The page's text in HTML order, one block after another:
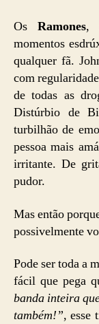
Os Ramones,
momentos
qualquer fã.
com
de todas as
Distúrbio de
turbilhão de
pessoa mais
irritante. De
pudor.
Mas então
possivelmente
Pode ser toda a
fácil que pega
banda inteira
também!”, esse